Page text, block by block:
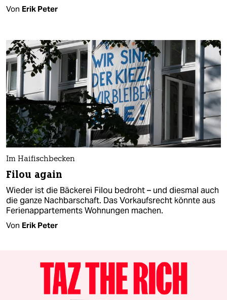
Von Erik Peter
Im Haifischbecken
Filou again
Wieder ist die Bäckerei Filou bedroht – und diesmal auch
die ganze Nachbarschaft. Das Vorkaufsrecht könnte aus
Ferienappartements Wohnungen machen.
Von Erik Peter